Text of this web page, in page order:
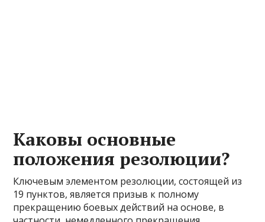
Каковы основные
положения резолюции?
Ключевым элементом резолюции, состоящей из
19 пунктов, является призыв к полному
прекращению боевых действий на основе, в